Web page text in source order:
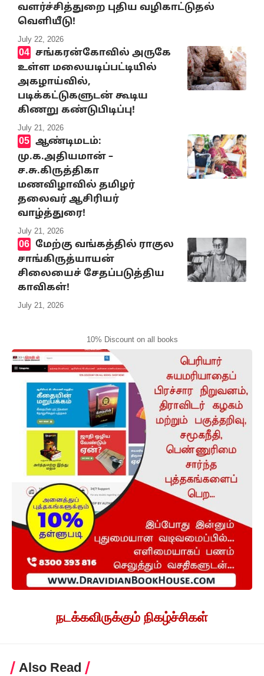
வளர்ச்சித்துறை புதிய வழிகாட்டுதல்
வெளியீடு!
July 22, 2026
சங்கரன்கோவில் அருகே
உள்ள மலையடிப்பட்டியில்
அகழாய்வில்,
படிக்கட்டுகளுடன் கூடிய
கிணறு கண்டுபிடிப்பு!
July 21, 2026
ஆண்டிமடம்:
மு.க.அதியமான் –
ச.சு.கிருத்திகா
மணவிழாவில் தமிழர்
தலைவர் ஆசிரியர்
வாழ்த்துரை!
July 21, 2026
மேற்கு வங்கத்தில் ராகுல
சாங்கிருத்யாயன்
சிலையைச் சேதப்படுத்திய
காவிகள்!
July 21, 2026
10% Discount on all books
நடக்கவிருக்கும் நிகழ்ச்சிகள்
Also Read